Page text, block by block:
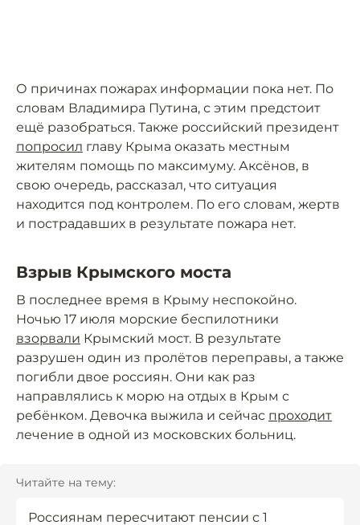
О причинах пожарах информации пока нет. По
словам Владимира Путина, с этим предстоит
ещё разобраться. Также российский президент
попросил главу Крыма оказать местным
жителям помощь по максимуму. Аксёнов, в
свою очередь, рассказал, что ситуация
находится под контролем. По его словам, жертв
и пострадавших в результате пожара нет.
Взрыв Крымского моста
В последнее время в Крыму неспокойно.
Ночью 17 июля морские беспилотники
взорвали Крымский мост. В результате
разрушен один из пролётов переправы, а также
погибли двое россиян. Они как раз
направлялись к морю на отдых в Крым с
ребёнком. Девочка выжила и сейчас проходит
лечение в одной из московских больниц.
Читайте на тему:
Россиянам пересчитают пенсии с 1